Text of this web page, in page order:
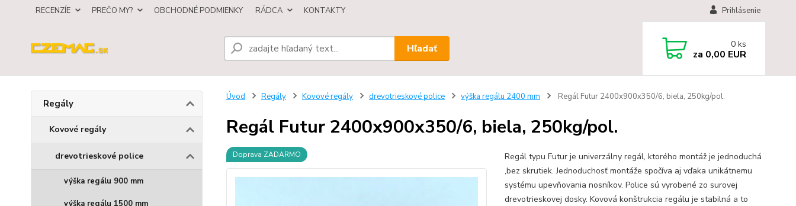
RECENZÍE PREČO MY? OBCHODNÉ PODMIENKY RÁDCA KONTAKTY Prihlásenie
Hľadať 0 ks
za 0,00 EUR
Regály
Kovové regály
drevotrieskové police
výška regálu 900 mm
výška regálu 1500 mm
Úvod Regály Kovové regály drevotrieskové police výška regálu 2400 mm Regál Futur 2400x900x350/6, biela, 250kg/pol.
Regál Futur 2400x900x350/6, biela, 250kg/pol.
Doprava ZADARMO
Regál typu Futur je univerzálny regál, ktorého montáž je jednoduchá
,bez skrutiek. Jednoduchosť montáže spočíva aj vďaka unikátnemu
systému upevňovania nosníkov. Police sú vyrobené zo surovej
drevotrieskovej dosky. Kovová konštrukcia regálu je stabilná a to